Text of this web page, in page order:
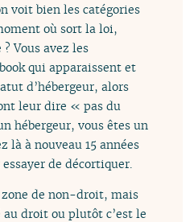
voit bien les catégories
où sort la loi,
Vous avez les
qui apparaissent et
d’hébergeur, alors
leur dire « pas du
hébergeur, vous êtes un
là à nouveau 15 années
de décortiquer.
zone de non-droit, mais
droit ou plutôt c’est le